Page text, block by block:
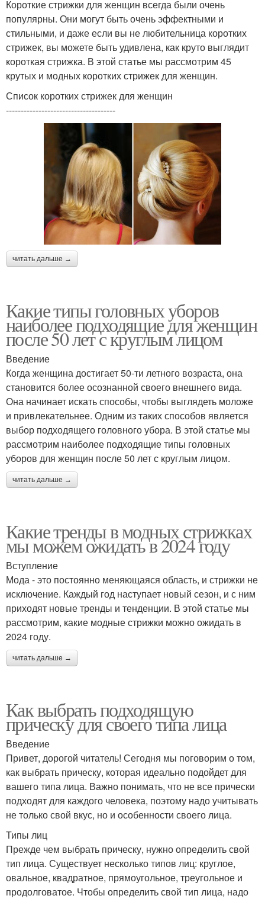
Короткие стрижки для женщин всегда были очень
популярны. Они могут быть очень эффектными и
стильными, и даже если вы не любительница коротких
стрижек, вы можете быть удивлена, как круто выглядит
короткая стрижка. В этой статье мы рассмотрим 45
крутых и модных коротких стрижек для женщин.
Список коротких стрижек для женщин
-------------------------------------
читать дальше →
Какие типы головных уборов
наиболее подходящие для женщин
после 50 лет с круглым лицом
Введение
Когда женщина достигает 50-ти летного возраста, она
становится более осознанной своего внешнего вида.
Она начинает искать способы, чтобы выглядеть моложе
и привлекательнее. Одним из таких способов является
выбор подходящего головного убора. В этой статье мы
рассмотрим наиболее подходящие типы головных
уборов для женщин после 50 лет с круглым лицом.
читать дальше →
Какие тренды в модных стрижках
мы можем ожидать в 2024 году
Вступление
Мода - это постоянно меняющаяся область, и стрижки не
исключение. Каждый год наступает новый сезон, и с ним
приходят новые тренды и тенденции. В этой статье мы
рассмотрим, какие модные стрижки можно ожидать в
2024 году.
читать дальше →
Как выбрать подходящую
прическу для своего типа лица
Введение
Привет, дорогой читатель! Сегодня мы поговорим о том,
как выбрать прическу, которая идеально подойдет для
вашего типа лица. Важно понимать, что не все прически
подходят для каждого человека, поэтому надо учитывать
не только свой вкус, но и особенности своего лица.
Типы лиц
Прежде чем выбрать прическу, нужно определить свой
тип лица. Существует несколько типов лиц: круглое,
овальное, квадратное, прямоугольное, треугольное и
продолговатое. Чтобы определить свой тип лица, надо